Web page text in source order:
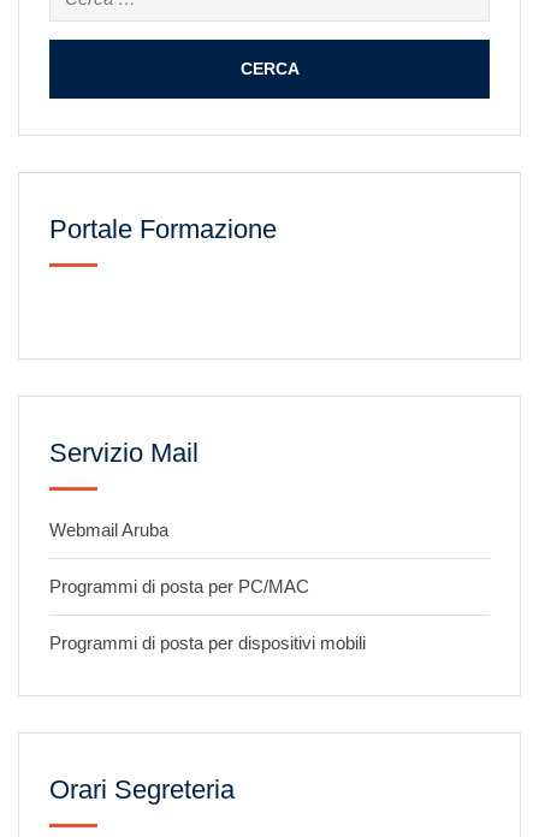
per:
Portale Formazione
Servizio Mail
Webmail Aruba
Programmi di posta per PC/MAC
Programmi di posta per dispositivi mobili
Orari Segreteria